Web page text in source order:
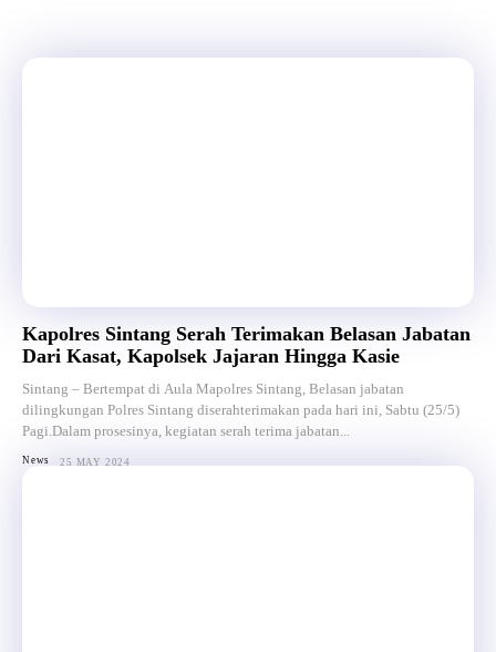
Kapolres Sintang Serah Terimakan Belasan Jabatan
Dari Kasat, Kapolsek Jajaran Hingga Kasie
Sintang – Bertempat di Aula Mapolres Sintang, Belasan jabatan
dilingkungan Polres Sintang diserahterimakan pada hari ini, Sabtu (25/5)
Pagi.Dalam prosesinya, kegiatan serah terima jabatan...
News 25 MAY 2024